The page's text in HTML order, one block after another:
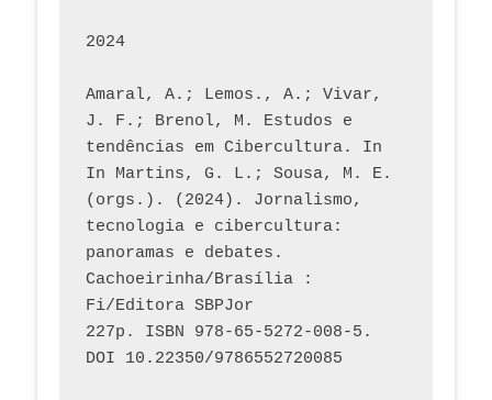
2024
Amaral, A.; Lemos., A.; Vivar,
J. F.; Brenol, M. Estudos e
tendências em Cibercultura. In
In Martins, G. L.; Sousa, M. E.
(orgs.). (2024). Jornalismo,
tecnologia e cibercultura:
panoramas e debates.
Cachoeirinha/Brasília :
Fi/Editora SBPJor
227p. ISBN 978-65-5272-008-5.
DOI 10.22350/9786552720085